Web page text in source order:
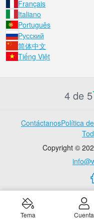
Français
Italiano
Português
Русский
简体中文
Tiếng Việt
4 de 5
ContáctanosPolítica
Copyright ©
Tema Cuenta